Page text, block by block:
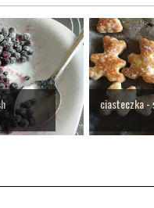
ciasteczka -